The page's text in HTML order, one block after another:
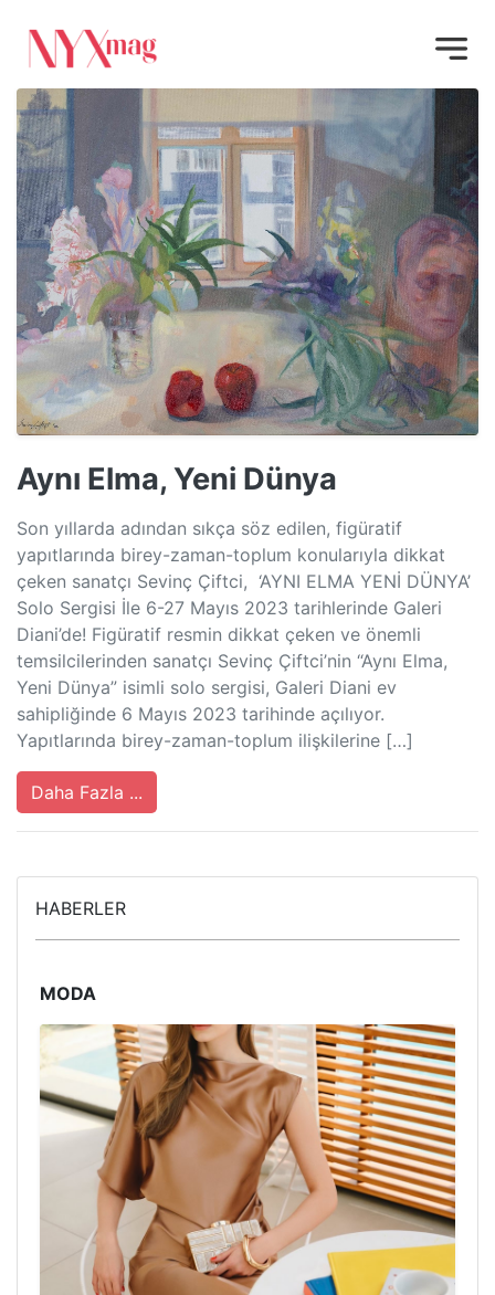
Aynı Elma, Yeni Dünya
Son yıllarda adından sıkça söz edilen, figüratif
yapıtlarında birey-zaman-toplum konularıyla dikkat
çeken sanatçı Sevinç Çiftci, ‘AYNI ELMA YENİ DÜNYA’
Solo Sergisi İle 6-27 Mayıs 2023 tarihlerinde Galeri
Diani’de! Figüratif resmin dikkat çeken ve önemli
temsilcilerinden sanatçı Sevinç Çiftci’nin “Aynı Elma,
Yeni Dünya” isimli solo sergisi, Galeri Diani ev
sahipliğinde 6 Mayıs 2023 tarihinde açılıyor.
Yapıtlarında birey-zaman-toplum ilişkilerine […]
Daha Fazla ...
HABERLER
MODA